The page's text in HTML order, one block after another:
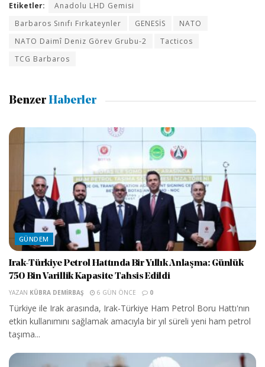
Etiketler:
Anadolu LHD Gemisi
Barbaros Sınıfı Fırkateynler
GENESİS
NATO
NATO Daimî Deniz Görev Grubu-2
Tacticos
TCG Barbaros
Benzer Haberler
GÜNDEM
Irak-Türkiye Petrol Hattında Bir Yıllık Anlaşma: Günlük
750 Bin Varillik Kapasite Tahsis Edildi
YAZAN KÜBRA DEMIRBAŞ 6 GÜN ÖNCE 0
Türkiye ile Irak arasında, Irak-Türkiye Ham Petrol Boru Hattı'nın
etkin kullanımını sağlamak amacıyla bir yıl süreli yeni ham petrol
taşıma...